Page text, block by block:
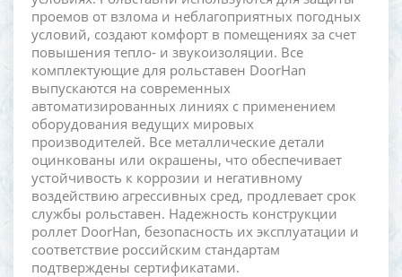
проемов от взлома и неблагоприятных погодных
условий, создают комфорт в помещениях за счет
повышения тепло- и звукоизоляции. Все
комплектующие для рольставен DoorHan
выпускаются на современных
автоматизированных линиях с применением
оборудования ведущих мировых
производителей. Все металлические детали
оцинкованы или окрашены, что обеспечивает
устойчивость к коррозии и негативному
воздействию агрессивных сред, продлевает срок
службы рольставен. Надежность конструкции
роллет DoorHan, безопасность их эксплуатации и
соответствие российским стандартам
подтверждены сертификатами.